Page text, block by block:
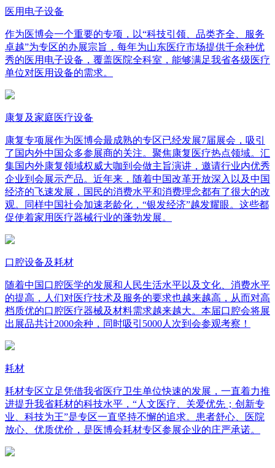
医用电子设备
作为医博会一个重要的专项，以“科技引领、品类齐全、服务
卓越”为专区的办展宗旨，每年为山东医疗市场提供千余种优
秀的医用电子设备，覆盖医院全科室，能够满足我省各级医疗
单位对医用设备的需求。
康复及家庭医疗设备
康复专项展作为医博会最成熟的专区已经发展7届展会，吸引
了国内外中国众多参展商的关注。聚焦康复医疗热点领域。汇
集国内外康复领域权威大咖到会做主旨演讲，邀请行业内优秀
企业到会展示产品。近年来，随着中国改革开放深入以及中国
经济的飞速发展，国民的消费水平和消费理念都有了很大的改
观。同样中国社会加速老龄化，“银发经济”越发耀眼。这些都
促使着家用医疗器械行业的蓬勃发展。
口腔设备及耗材
随着中国口腔医学的发展和人民生活水平以及文化、消费水平
的提高，人们对医疗技术及服务的要求也越来越高，从而对高
档质优的口腔医疗器械及材料需求越来越大。本届口腔会将展
出展品共计2000余种，同时吸引5000人次到会参观考察！
耗材
耗材专区立足凭借我省医疗卫生单位快速的发展，一直着力推
进提升我省耗材的科技水平，“人文医疗、关爱优先；创新专
业、科技为王”是专区一直坚持不懈的追求。患者舒心、医院
放心、优质优价，是医博会耗材专区参展企业的庄严承诺。